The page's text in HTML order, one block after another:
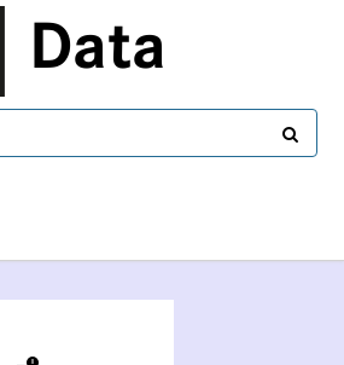
Data